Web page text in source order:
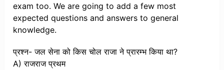
exam too. We are going to add a few most
expected questions and answers to general
knowledge.
प्रश्न- जल सेना को किस चोल राजा ने प्रारम्भ किया था?
A) राजराज प्रथम